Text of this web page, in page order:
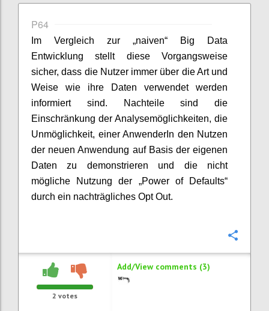
P64
Im Vergleich zur „naiven“ Big Data
Entwicklung stellt diese Vorgangsweise
sicher, dass die Nutzer immer über die Art und
Weise wie ihre Daten verwendet werden
informiert sind. Nachteile sind die
Einschränkung der Analysemöglichkeiten, die
Unmöglichkeit, einer AnwenderIn den Nutzen
der neuen Anwendung auf Basis der eigenen
Daten zu demonstrieren und die nicht
mögliche Nutzung der „Power of Defaults“
durch ein nachträgliches Opt Out.
2 votes
Add/View comments (3)